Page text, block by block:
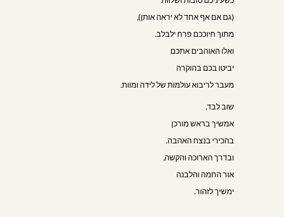
(גם אם אף אחד לא יראה אותן),
מתוך חיוככם פרח ילבלב.
ואלו האוהבים אתכם
יביטו בכם בהוקרה
מעבר לריבוא עולמות של לידה ומוות.
שוב לבד,
אמשיך בראש מורכן
בהכירי בנצח האהבה.
ובדרך הארוכה והקשה,
אור החמה והלבנה
ימשיך לזהור.